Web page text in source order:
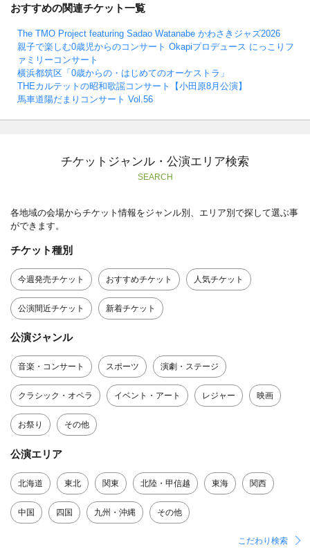
おすすめの関連チケット一覧
The TMO Project featuring Sadao Watanabe かわさきジャズ2026
親子で楽しむ0歳児からのコンサート Okapiプロデュース にっこりフ
ァミリーコンサート
横浜都筑区「0歳からの・はじめてのオーケストラ」
THEカルテットの昭和歌謡コンサート【小田原8月公演】
馬車道陽だまりコンサート Vol.56
チケットジャンル・公演エリア検索
SEARCH
各地域の会場からチケット情報をジャンル別、エリア別で探して選ぶ事
ができます。
チケット種別
今週発売チケット おすすめチケット 人気チケット
公演間近チケット 新着チケット
公演ジャンル
音楽・コンサート スポーツ 演劇・ステージ
クラシック・オペラ イベント・アート レジャー 映画
お祭り その他
公演エリア
北海道 東北 関東 北陸・甲信越 東海 関西
中国 四国 九州・沖縄 その他
こだわり検索